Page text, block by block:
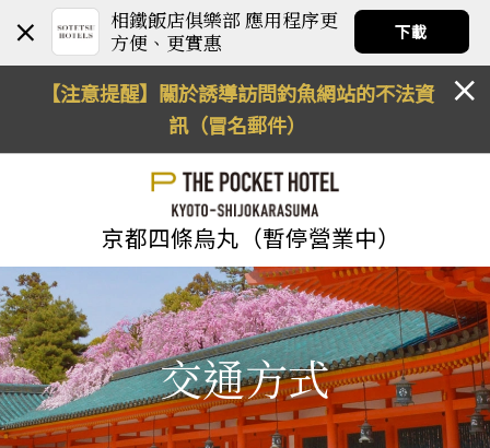
相鐵飯店俱樂部 應用程序更
方便、更實惠
下載
【注意提醒】關於誘導訪問釣魚網站的不法資
訊（冒名郵件）
京都四條烏丸（暫停營業中）
交通方式